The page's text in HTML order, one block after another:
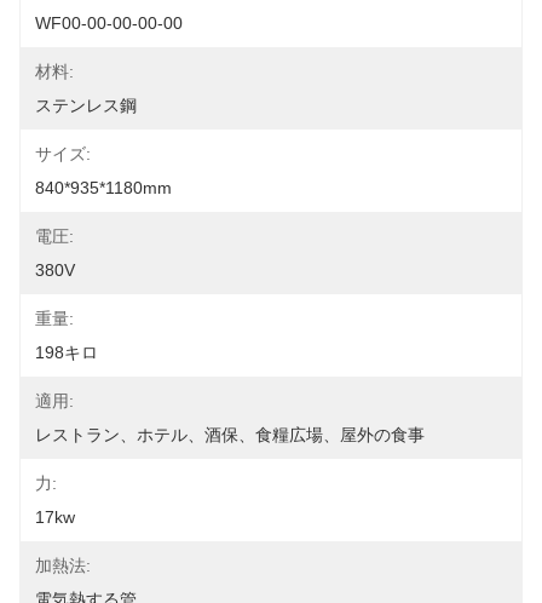
WF00-00-00-00-00
材料:
ステンレス鋼
サイズ:
840*935*1180mm
電圧:
380V
重量:
198キロ
適用:
レストラン、ホテル、酒保、食糧広場、屋外の食事
力:
17kw
加熱法: